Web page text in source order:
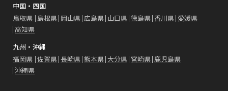
中国・四国
鳥取県 島根県 岡山県 広島県 山口県 徳島県 香川県 愛媛県
高知県
九州・沖縄
福岡県 佐賀県 長崎県 熊本県 大分県 宮崎県 鹿児島県
沖縄県